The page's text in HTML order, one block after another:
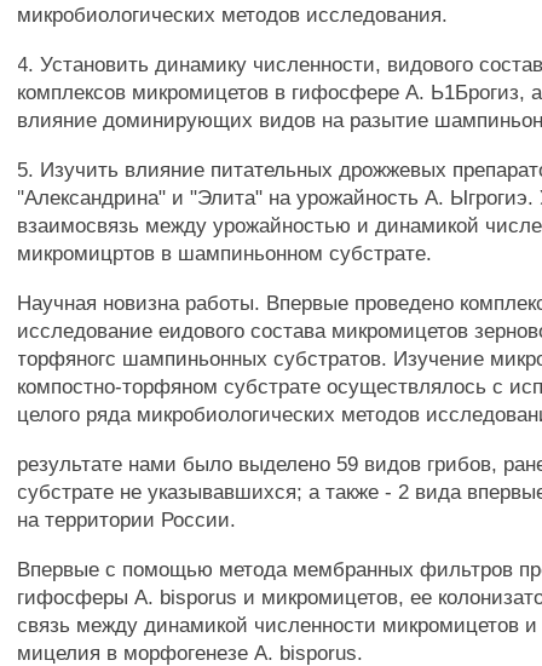
микробиологических методов исследования.
4. Установить динамику численности, видового
комплексов микромицетов в гифосфере А. Ь1Брогиз,
влияние доминирующих видов на разытие
5. Изучить влияние питательных дрожжевых
"Александрина" и "Элита" на урожайность А. Ыгрогиэ.
взаимосвязь между урожайностью и динамикой
микромицртов в шампиньонном субстрате.
Научная новизна работы. Впервые проведено
исследование еидового состава микромицетов
торфяногс шампиньонных субстратов. Изучение
компостно-торфяном субстрате осуществлялось с
целого ряда микробиологических методов
результате нами было выделено 59 видов грибов,
субстрате не указывавшихся; а также - 2 вида
на территории России.
Впервые с помощью метода мембранных фильтров
гифосферы А. bisporus и микромицетов, ее
связь между динамикой численности микромицетов
мицелия в морфогенезе А. bisporus.